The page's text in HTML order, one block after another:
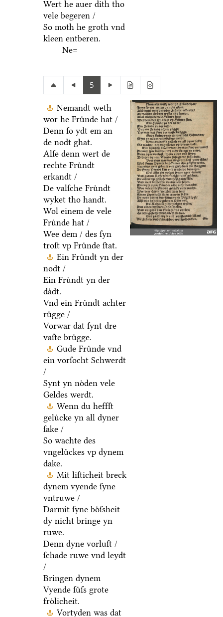
Wert he auer dith tho
vele begeren /
So moth he groth vnd
kleen entberen.
Ne=
5
Nemandt weth
wor he Fruͤnde hat /
Denn ſo ydt em an
de nodt ghat.
Alſe denn wert de
rechte Fruͤndt
erkandt /
De valſche Fruͤndt
wyket tho handt.
Wol einem de vele
Fruͤnde hat /
Wee dem / des ſyn
troſt vp Fruͤnde ſtat.
Ein Fruͤndt yn der
nodt /
Ein Fruͤndt yn der
daͤdt.
Vnd ein Fruͤndt achter
ruͤgge /
Vorwar dat ſynt dre
vaſte bruͤgge.
Gude Fruͤnde vnd
ein vorſocht Schwerdt
/
Synt yn noͤden vele
Geldes werdt.
Wenn du heffſt
geluͤcke yn all dyner
ſake /
So wachte des
vngeluͤckes vp dynem
dake.
Mit liſticheit breck
dynem vyende ſyne
vntruwe /
Darmit ſyne boͤſsheit
dy nicht bringe yn
ruwe.
Denn dyne vorluſt /
ſchade ruwe vnd leydt
/
Bringen dynem
Vyende ſuͤſs grote
froͤlicheit.
Vortyden was dat